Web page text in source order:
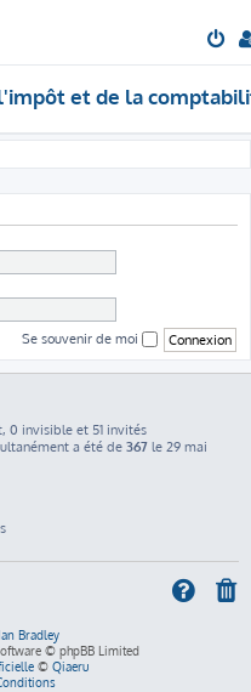
et de la
Se souvenir de moi
0 invisible et 51 invités
a été de 367 le 29 mai
Bradley
© phpBB Limited
© Qiaeru